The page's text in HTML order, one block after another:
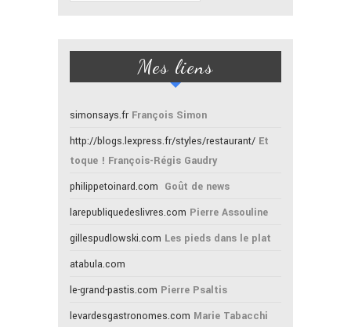
Mes liens
simonsays.fr François Simon
http://blogs.lexpress.fr/styles/restaurant/ Et
toque ! François-Régis Gaudry
philippetoinard.com Goût de news
larepubliquedeslivres.com Pierre Assouline
gillespudlowski.com Les pieds dans le plat
atabula.com
le-grand-pastis.com Pierre Psaltis
levardesgastronomes.com Marie Tabacchi